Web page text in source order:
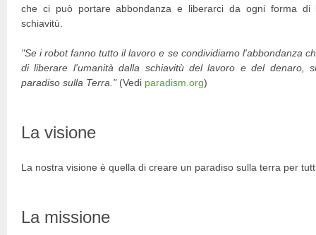
che ci può portare abbondanza e liberarci da ogni forma di
schiavitù.
"Se i robot fanno tutto il lavoro e se condividiamo l'abbondanza
di liberare l'umanità dalla schiavitù del lavoro e del denaro,
paradiso sulla Terra." (Vedi paradism.org)
La visione
La nostra visione è quella di creare un paradiso sulla terra per
La missione